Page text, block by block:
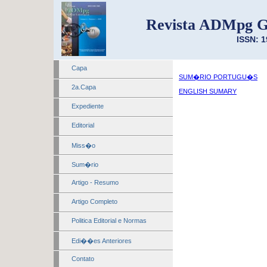
Revista ADMpg
ISSN:
Capa
2a.Capa
Expediente
Editorial
Miss�o
Sum�rio
Artigo - Resumo
Artigo Completo
Politica Editorial e Normas
Edi��es Anteriores
Contato
SUM�RIO PORTUGU�S
ENGLISH SUMARY